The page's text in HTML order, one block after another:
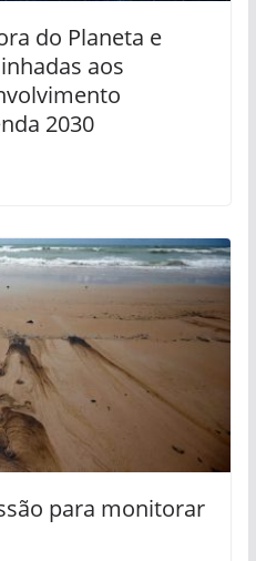
do Planeta e
aos
2030
para monitorar